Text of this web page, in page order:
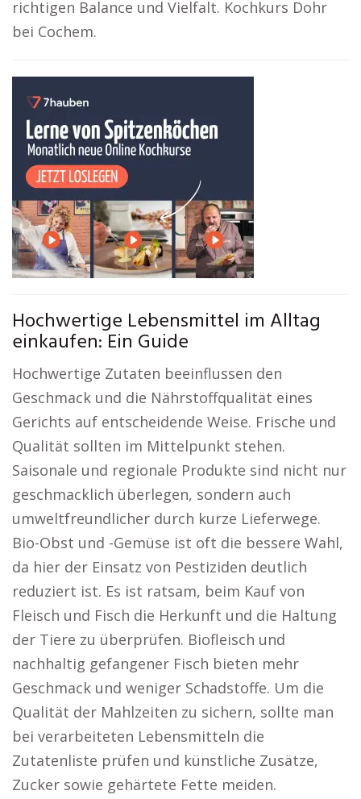
richtigen Balance und Vielfalt. Kochkurs Dohr
bei Cochem.
Hochwertige Lebensmittel im Alltag
einkaufen: Ein Guide
Hochwertige Zutaten beeinflussen den
Geschmack und die Nährstoffqualität eines
Gerichts auf entscheidende Weise. Frische und
Qualität sollten im Mittelpunkt stehen.
Saisonale und regionale Produkte sind nicht nur
geschmacklich überlegen, sondern auch
umweltfreundlicher durch kurze Lieferwege.
Bio-Obst und -Gemüse ist oft die bessere Wahl,
da hier der Einsatz von Pestiziden deutlich
reduziert ist. Es ist ratsam, beim Kauf von
Fleisch und Fisch die Herkunft und die Haltung
der Tiere zu überprüfen. Biofleisch und
nachhaltig gefangener Fisch bieten mehr
Geschmack und weniger Schadstoffe. Um die
Qualität der Mahlzeiten zu sichern, sollte man
bei verarbeiteten Lebensmitteln die
Zutatenliste prüfen und künstliche Zusätze,
Zucker sowie gehärtete Fette meiden.